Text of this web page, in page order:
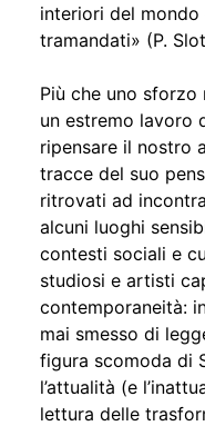
interiori del
tramandati» (P.
Più che uno sforzo
un estremo lavoro
ripensare il nostro
tracce del suo
ritrovati ad
alcuni luoghi
contesti sociali e
studiosi e artisti
contemporaneità:
mai smesso di
figura scomoda di
l’attualità (e
lettura delle